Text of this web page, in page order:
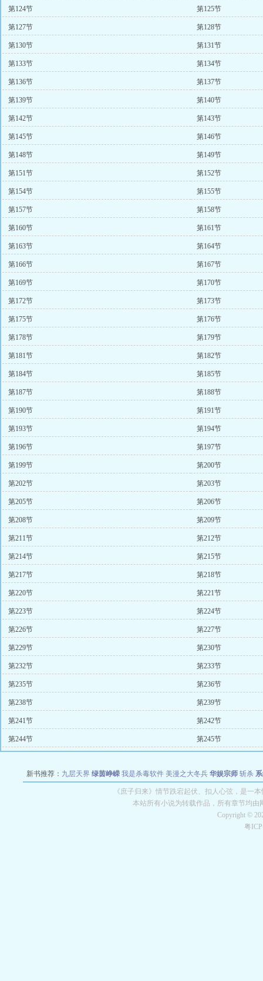
第124节 第125节
第127节 第128节
第130节 第131节
第133节 第134节
第136节 第137节
第139节 第140节
第142节 第143节
第145节 第146节
第148节 第149节
第151节 第152节
第154节 第155节
第157节 第158节
第160节 第161节
第163节 第164节
第166节 第167节
第169节 第170节
第172节 第173节
第175节 第176节
第178节 第179节
第181节 第182节
第184节 第185节
第187节 第188节
第190节 第191节
第193节 第194节
第196节 第197节
第199节 第200节
第202节 第203节
第205节 第206节
第208节 第209节
第211节 第212节
第214节 第215节
第217节 第218节
第220节 第221节
第223节 第224节
第226节 第227节
第229节 第230节
第232节 第233节
第235节 第236节
第238节 第239节
第241节 第242节
第244节 第245节
新书推荐： 九层天界 绿茵峥嵘 我是杀毒软件 美漫之大冬兵 华娱宗师 斩杀
教练万岁 都市全能巨星 绝对交易 全职武神 位面复
《庶子归来》情节跌宕起伏、扣人心弦，是一
本站所有小说为转载作品，所有章节均
Copyright ©
粤